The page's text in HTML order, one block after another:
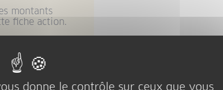
montants
fiche action.
donne le contrôle sur ceux que vous